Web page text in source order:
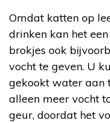
Omdat katten op
drinken kan het
brokjes ook
vocht te geven. U
gekookt water aan
alleen meer vocht
geur, doordat het